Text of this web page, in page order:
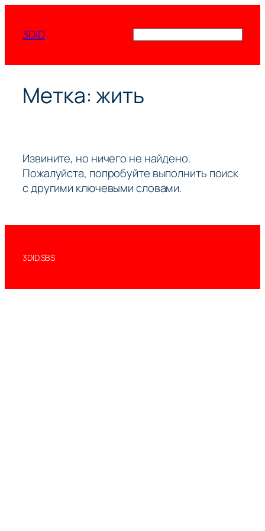
содержимому
3DID
Метка:жить
Извините, но ничего не найдено.
Пожалуйста, попробуйте выполнить поиск
с другими ключевыми словами.
3DID.SBS